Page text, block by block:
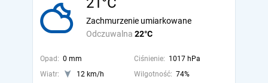
Odczuwalna 22°C
Zachmurzenie umiarkowane
Opad: 0 mm Ciśnienie: 1017 hPa
Wiatr:
12 km/h Wilgotność: 74%